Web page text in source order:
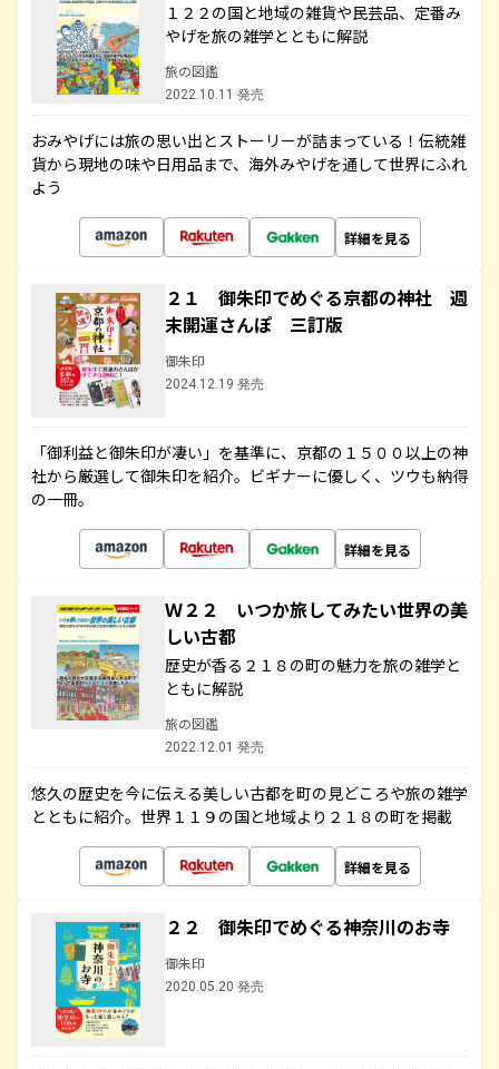
１２２の国と地域の雑貨や民芸品、定番み
やげを旅の雑学とともに解説
旅の図鑑
2022.10.11 発売
おみやげには旅の思い出とストーリーが詰まっている！伝統雑
貨から現地の味や日用品まで、海外みやげを通して世界にふれ
よう
詳細を見る
２１ 御朱印でめぐる京都の神社 週
末開運さんぽ 三訂版
御朱印
2024.12.19 発売
「御利益と御朱印が凄い」を基準に、京都の１５００以上の神
社から厳選して御朱印を紹介。ビギナーに優しく、ツウも納得
の一冊。
詳細を見る
Ｗ２２ いつか旅してみたい世界の美
しい古都
歴史が香る２１８の町の魅力を旅の雑学と
ともに解説
旅の図鑑
2022.12.01 発売
悠久の歴史を今に伝える美しい古都を町の見どころや旅の雑学
とともに紹介。世界１１９の国と地域より２１８の町を掲載
詳細を見る
２２ 御朱印でめぐる神奈川のお寺
御朱印
2020.05.20 発売